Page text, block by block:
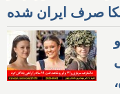
و